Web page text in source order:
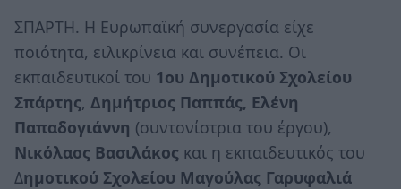
ΣΠΑΡΤΗ. Η Ευρωπαϊκή συνεργασία είχε
ποιότητα, ειλικρίνεια και συνέπεια. Οι
εκπαιδευτικοί του 1oυ Δημοτικού Σχολείου
Σπάρτης, Δημήτριος Παππάς, Ελένη
Παπαδογιάννη (συντονίστρια του έργου),
Νικόλαος Βασιλάκος και η εκπαιδευτικός του
Δημοτικού Σχολείου Μαγούλας Γαρυφαλιά